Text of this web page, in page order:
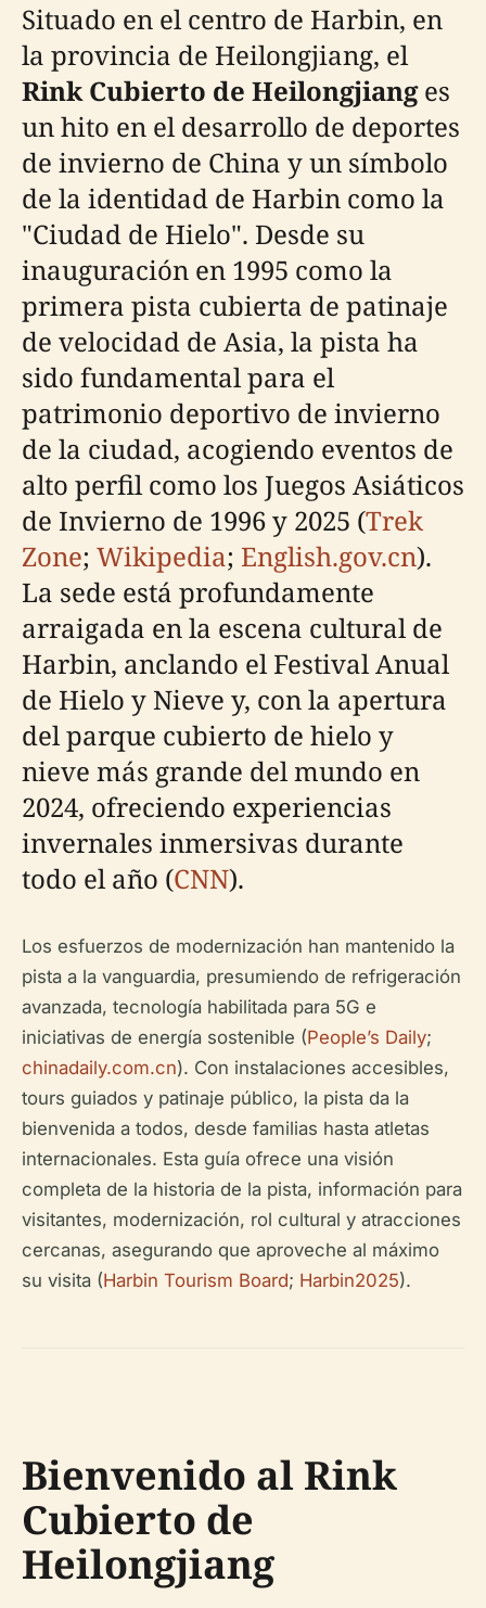
Situado en el centro de Harbin, en
la provincia de Heilongjiang, el
Rink Cubierto de Heilongjianges
un hito en el desarrollo de deportes
de invierno de China y un símbolo
de la identidad de Harbin como la
"Ciudad de Hielo". Desde su
inauguración en 1995 como la
primera pista cubierta de patinaje
de velocidad de Asia, la pista ha
sido fundamental para el
patrimonio deportivo de invierno
de la ciudad, acogiendo eventos de
alto perfil como los Juegos Asiáticos
de Invierno de 1996 y 2025 (Trek
Zone; Wikipedia; English.gov.cn).
La sede está profundamente
arraigada en la escena cultural de
Harbin, anclando el Festival Anual
de Hielo y Nieve y, con la apertura
del parque cubierto de hielo y
nieve más grande del mundo en
2024, ofreciendo experiencias
invernales inmersivas durante
todo el año (CNN).
Los esfuerzos de modernización han mantenido la
pista a la vanguardia, presumiendo de refrigeración
avanzada, tecnología habilitada para 5G e
iniciativas de energía sostenible (People’s Daily;
chinadaily.com.cn). Con instalaciones accesibles,
tours guiados y patinaje público, la pista da la
bienvenida a todos, desde familias hasta atletas
internacionales. Esta guía ofrece una visión
completa de la historia de la pista, información para
visitantes, modernización, rol cultural y atracciones
cercanas, asegurando que aproveche al máximo
su visita (Harbin Tourism Board; Harbin2025).
Bienvenido al Rink
Cubierto de
Heilongjiang